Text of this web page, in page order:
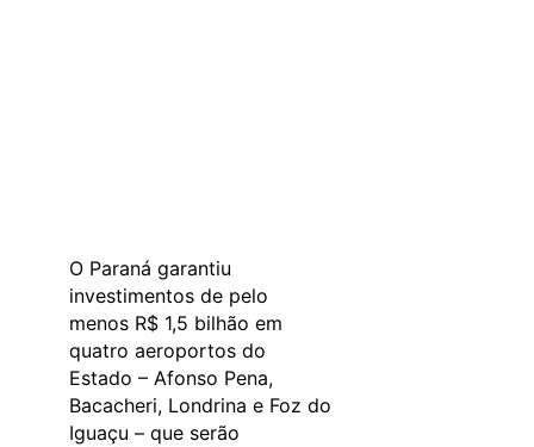
O Paraná garantiu
investimentos de pelo
menos R$ 1,5 bilhão em
quatro aeroportos do
Estado – Afonso Pena,
Bacacheri, Londrina e Foz do
Iguaçu – que serão